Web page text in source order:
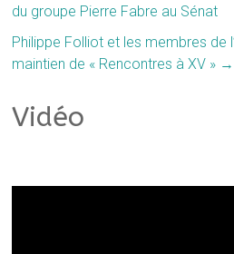
du groupe Pierre Fabre au Sénat
Philippe Folliot et les membres de
maintien de « Rencontres à XV » →
Vidéo